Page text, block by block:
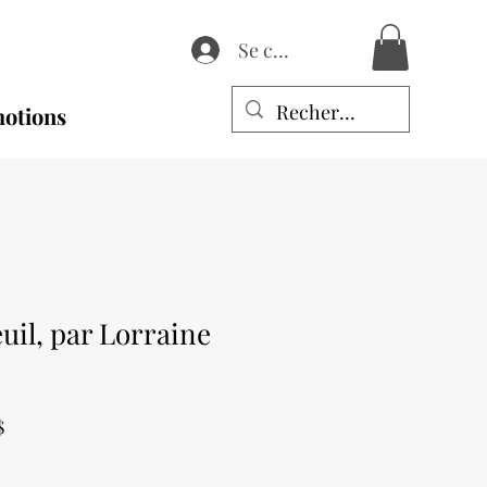
Se connecter
par Lorraine
Prix